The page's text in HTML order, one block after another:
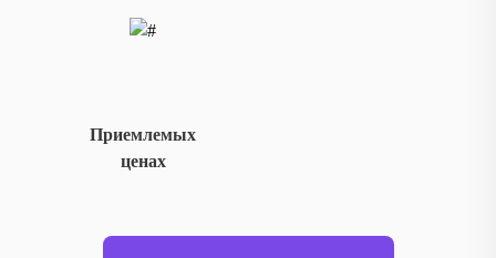
Приемлемых
ценах